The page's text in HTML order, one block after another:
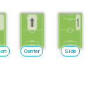
Center Side